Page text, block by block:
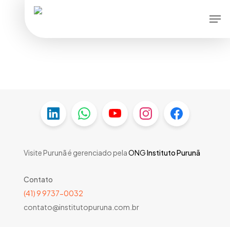
Visite Purunã é gerenciado pelaONGInstituto Purunã
Contato
(41) 9 9737-0032
contato@institutopuruna.com.br